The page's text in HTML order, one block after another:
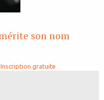
son nom
Inscription gratuite